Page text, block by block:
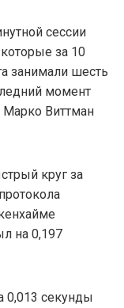
сессии
за 10
занимали шесть
момент
Виттман
круг за
на 0,197
0,013 секунды